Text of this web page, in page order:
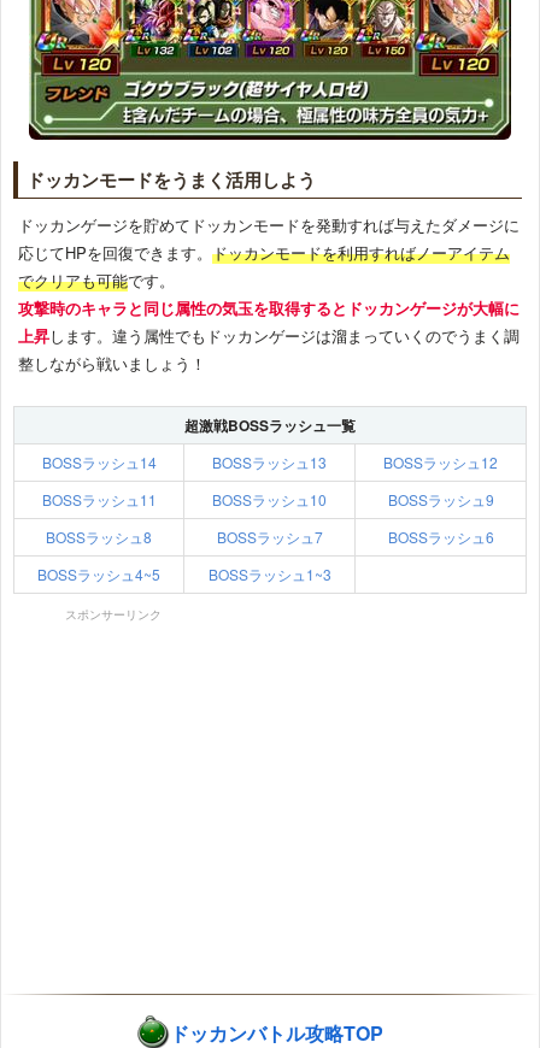
ドッカンモードをうまく活用しよう
ドッカンゲージを貯めてドッカンモードを発動すれば与えたダメージに
応じてHPを回復できます。 ドッカンモードを利用すればノーアイテム
でクリアも可能です。
攻撃時のキャラと同じ属性の気玉を取得するとドッカンゲージが大幅に
上昇します。違う属性でもドッカンゲージは溜まっていくのでうまく調
整しながら戦いましょう！
超激戦BOSSラッシュ一覧
BOSSラッシュ14 BOSSラッシュ13
BOSSラッシュ12
BOSSラッシュ11
BOSSラッシュ10
BOSSラッシュ9
BOSSラッシュ8
BOSSラッシュ7
BOSSラッシュ6
BOSSラッシュ4~5
BOSSラッシュ1~3
スポンサーリンク
ドッカンバトル攻略TOP